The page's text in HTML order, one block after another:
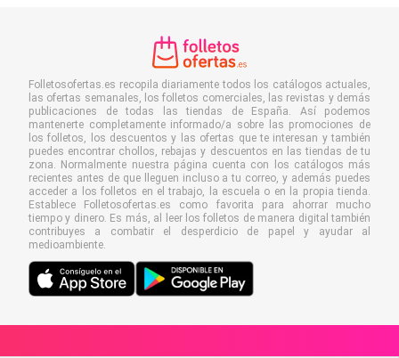
Folletosofertas.es recopila diariamente todos los catálogos actuales,
las ofertas semanales, los folletos comerciales, las revistas y demás
publicaciones de todas las tiendas de España. Así podemos
mantenerte completamente informado/a sobre las promociones de
los folletos, los descuentos y las ofertas que te interesan y también
puedes encontrar chollos, rebajas y descuentos en las tiendas de tu
zona. Normalmente nuestra página cuenta con los catálogos más
recientes antes de que lleguen incluso a tu correo, y además puedes
acceder a los folletos en el trabajo, la escuela o en la propia tienda.
Establece Folletosofertas.es como favorita para ahorrar mucho
tiempo y dinero. Es más, al leer los folletos de manera digital también
contribuyes a combatir el desperdicio de papel y ayudar al
medioambiente.